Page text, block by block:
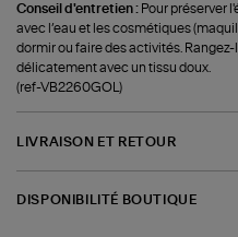
Conseil d'entretien : Pour préserver
avec l’eau et les cosmétiques
dormir ou faire des activités.
délicatement avec un tissu doux.
(ref-VB2260GOL)
LIVRAISON ET RETOUR
DISPONIBILITÉ BOUTIQUE